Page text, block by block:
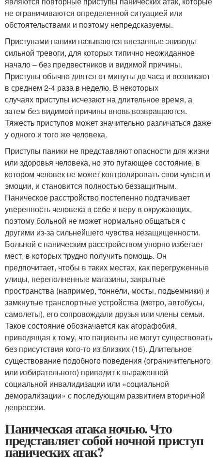
не ограничиваются определенной ситуацией или
обстоятельствами и поэтому непредсказуемы.
Приступами паники называются внезапные эпизоды
сильной тревоги, для которых типично неожиданное
начало – без предвестников и видимой причины.
Приступы обычно длятся от минуты до часа и возникают
в среднем 2-4 раза в неделю. В некоторых
случаях приступы исчезают на длительное время, а
затем без видимой причины вновь возвращаются.
Тяжесть приступов может значительно различаться даже
у одного и того же человека.
Приступы паники не представляют опасности для жизни
или здоровья человека, но это пугающее состояние, в
котором человек не может контролировать свои чувств и
эмоции, и становится полностью беззащитным.
Паническое расстройство постепенно подтачивает
уверенность человека в себе и веру в окружающих,
поэтому больной не может нормально общаться с
другими из-за сильнейшего чувства незащищенности.
Больной с паническим расстройством упорно избегает
мест, в которых трудно получить помощь. Он
предпочитает, чтобы в таких местах, как перегруженные
улицы, переполненные магазины, закрытые
пространства (например, тоннели, мосты, подьемники) и
замкнутые транспортные устройства (метро, автобусы,
самолеты), его сопровождали друзья или члены семьи.
Такое состояние обозначается как агорафобия,
приводящая к тому, что пациенты не могут существовать
без присутствия кого-то из близких (15). Длительное
существование подобного поведения (ограничительного
или избирательного) приводит к выраженной
социальной инвалидизации или «социальной
деморализации» с последующим развитием вторичной
депрессии.
Паническая атака ночью. Что
представляет собой ночной приступ
панических атак?